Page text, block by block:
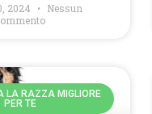
2024
Nessun
LA RAZZA MIGLIORE
PER TE